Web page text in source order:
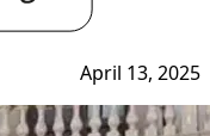
April 13, 2025